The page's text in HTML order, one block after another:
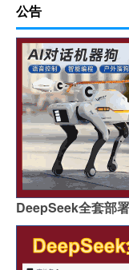
公告
DeepSeek全套部